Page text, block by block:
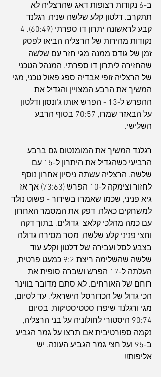
ב-6 נקודות רצופות דאג שהרצליה לא
תתקרב. דלטון קלע שלשה שניה, רגלנד
נקודות מהירות של הרצליה הביאו לפסק
זמן של גודס ממנה מגי חזר עם שלשה
שהחזירה ליתרון דו ספרתי. המנהל הטכני
של הרצליה זופי אבדיה ספג פאול טכני, מגי
המשיך את הרבע המצויין והגדיל את
ההפרש ל-13 - הפרש אותו ג'ונסון ודלטון
על הבאזר שמרו, 70:57 בסוף הרבע
השלישי.
רגלנד המשיך את המומנטום גם ברבע
הרביעי כשהגדיל את היתרון ל-15 עם
שלשה. הרצליה עשתה ניסיון אחרון נוסף
לחזור וצימקה ל-10 הפרש (73:63) אך אז
גיא פניני, שכמו שאמרו בשידור - פשוט נולד
למשחקים כאלה, דפק את המסמר האחרון
עם כמה מהלכי קלאצ' גדולים. בתוך דקה
וחצי פניני קלע שלשה, מסר מסירה גדולה
בצבע לסל ועבירה של דלטון וקלע עוד
שלשה שהשלימה ריצת 9:2 כמעט פרטית,
העלתה ל-17 הפרש ושברה סופית את
רוחם של האורחים. לא סתם מדובר בווינר
הכי גדול של הכדורסל הישראלי. עד לסיום,
מגי ורגלנד שיפרו סטטיסטיקות, בסיום
90:74 היסטורי לחולוניה על בני הרצליה,
נקמה ספורטיבית אם תרצו על גמר הגביע
ב-95 ועל חצי גמר הגביע העונה. יש
אליפות!!